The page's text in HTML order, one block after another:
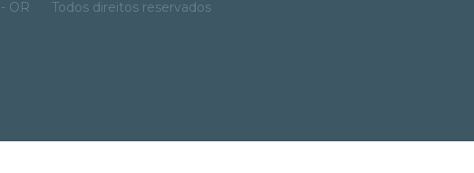
OR Todos direitos reservados